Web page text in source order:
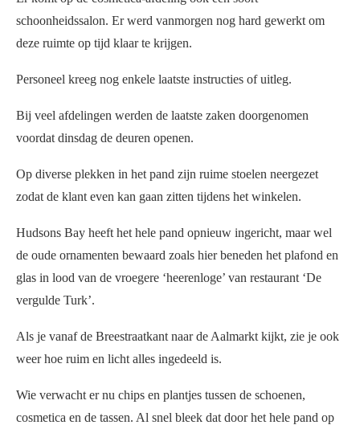
schoonheidssalon. Er werd vanmorgen nog hard gewerkt om
deze ruimte op tijd klaar te krijgen.
Personeel kreeg nog enkele laatste instructies of uitleg.
Bij veel afdelingen werden de laatste zaken doorgenomen
voordat dinsdag de deuren openen.
Op diverse plekken in het pand zijn ruime stoelen neergezet
zodat de klant even kan gaan zitten tijdens het winkelen.
Hudsons Bay heeft het hele pand opnieuw ingericht, maar wel
de oude ornamenten bewaard zoals hier beneden het plafond en
glas in lood van de vroegere ‘heerenloge’ van restaurant ‘De
vergulde Turk’.
Als je vanaf de Breestraatkant naar de Aalmarkt kijkt, zie je ook
weer hoe ruim en licht alles ingedeeld is.
Wie verwacht er nu chips en plantjes tussen de schoenen,
cosmetica en de tassen. Al snel bleek dat door het hele pand op